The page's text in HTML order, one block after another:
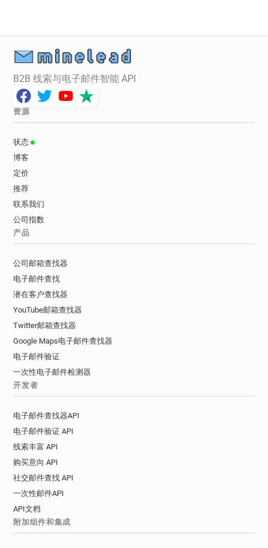
B2B 线索与电子邮件智能 API
资源
状态
博客
定价
推荐
联系我们
公司指数
产品
公司邮箱查找器
电子邮件查找
潜在客户查找器
YouTube邮箱查找器
Twitter邮箱查找器
Google Maps电子邮件查找器
电子邮件验证
一次性电子邮件检测器
开发者
电子邮件查找器API
电子邮件验证 API
线索丰富 API
购买意向 API
社交邮件查找 API
一次性邮件API
API文档
附加组件和集成